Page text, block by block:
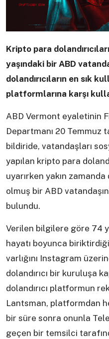
Kripto para
yaşındaki bir ABD
dolandırıcıların en sık
platformlarına karşı
ABD Vermont eyaletinin
Departmanı 20 Temmuz
bildiride, vatandaşları
yapılan kripto para
uyarırken yakın zamanda
olmuş bir ABD
bulundu.
Verilen bilgilere göre 74
hayatı boyunca
varlığını Instagram
dolandırıcı bir kuruluşa
dolandırıcı platformun
Lantsman, platformdan
bir süre sonra onunla
geçen bir temsilci